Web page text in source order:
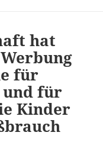
hat
für
und für
Kinder